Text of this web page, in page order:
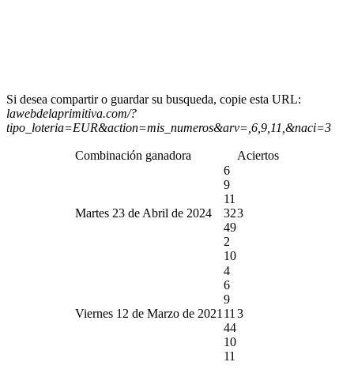
Si desea compartir o guardar su busqueda, copie esta URL:
lawebdelaprimitiva.com/?
tipo_loteria=EUR&action=mis_numeros&arv=,6,9,11,&naci=3
Combinación ganadora Aciertos
Martes 23 de Abril de 2024
6
9
11
32
49
2
10
3
Viernes 12 de Marzo de 2021
4
6
9
11
44
10
11
3